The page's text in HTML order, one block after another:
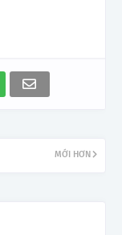
MỚI HƠN